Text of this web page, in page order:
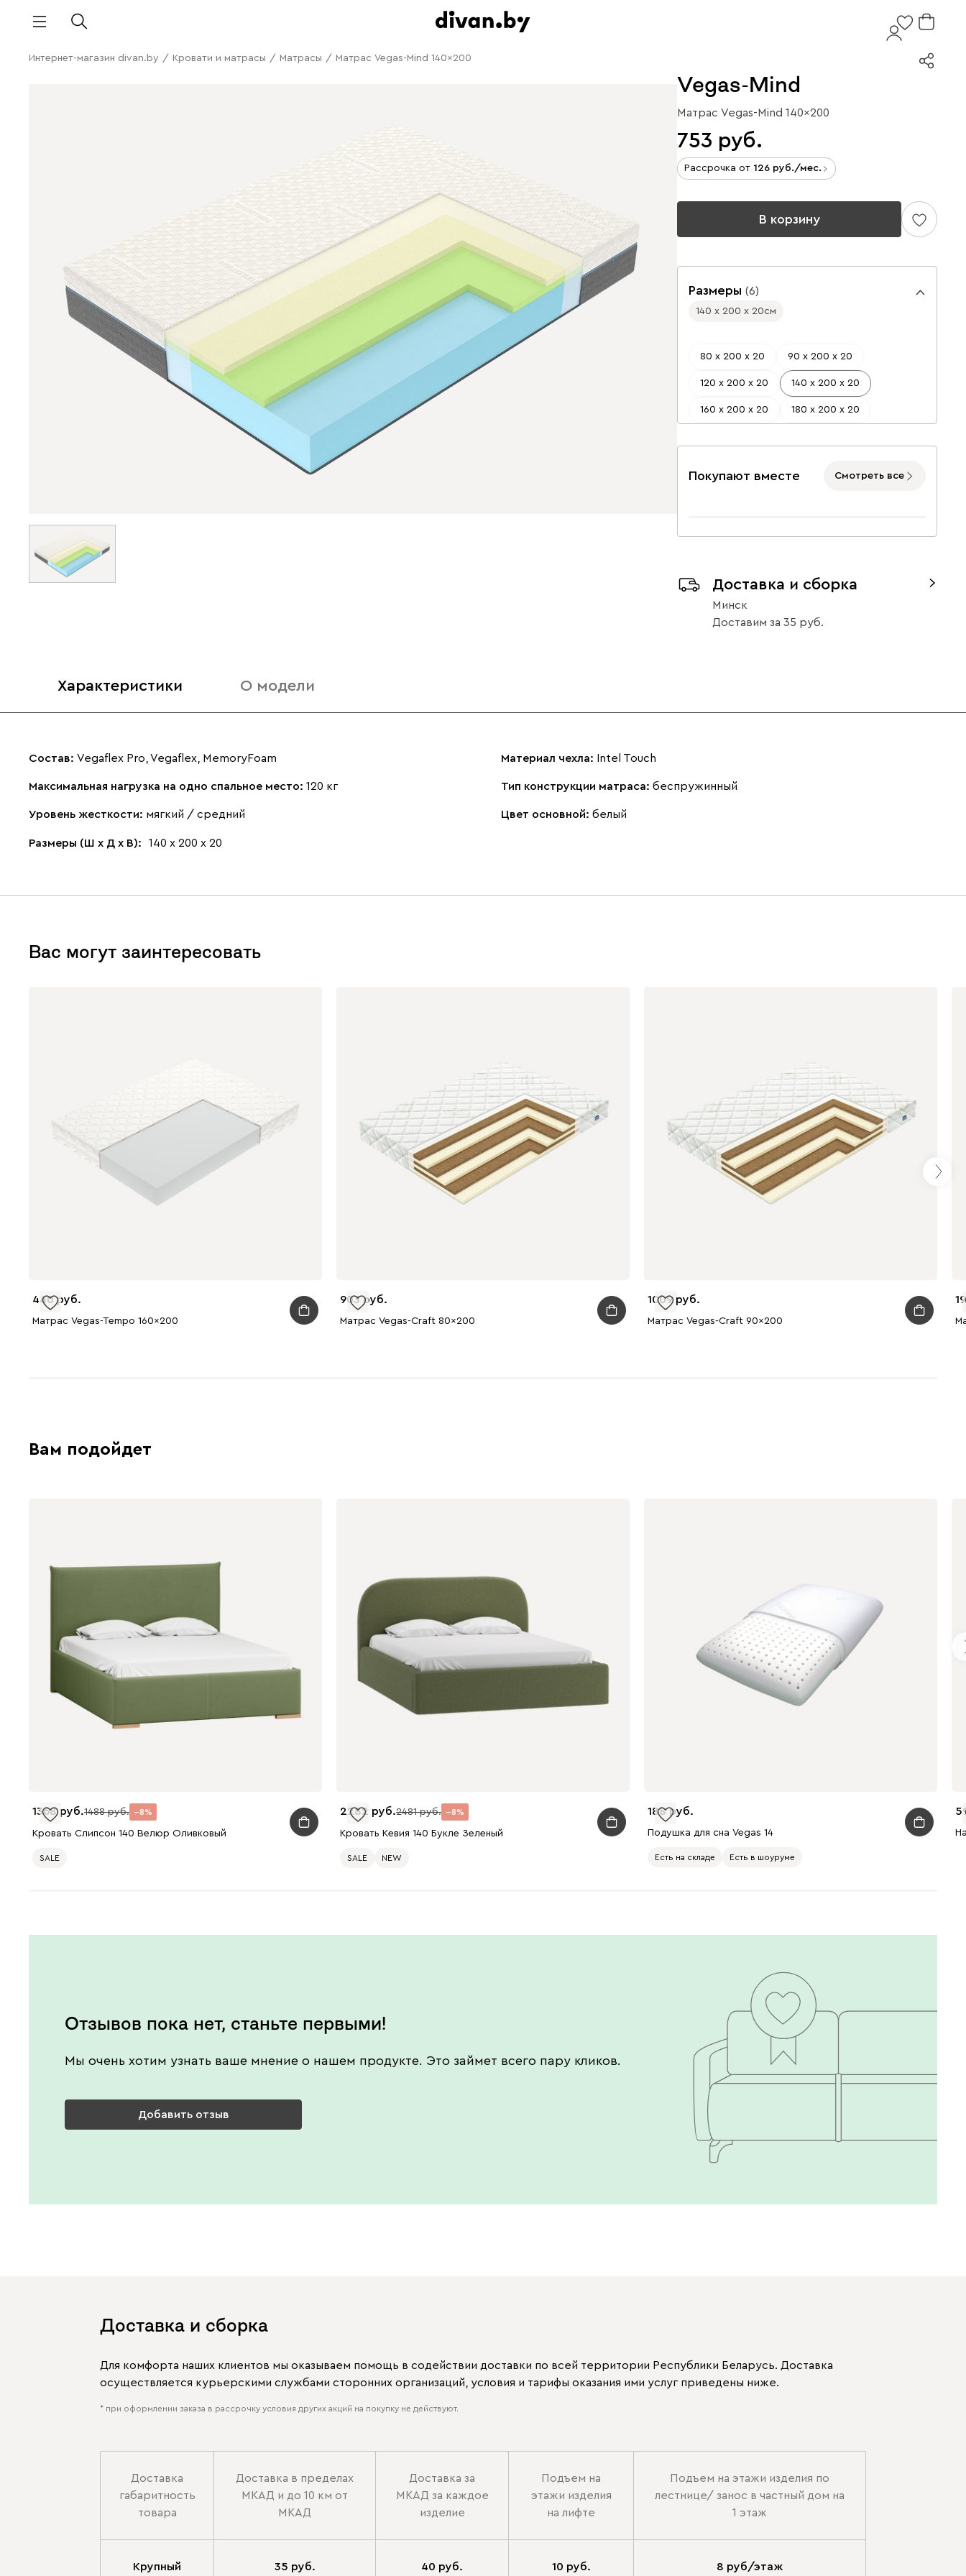
Интернет-магазин divan.by / Кровати и матрасы / Матрасы / Матрас Vegas-Mind 140x200
Vegas-Mind
Матрас Vegas-Mind 140x200
753
Рассрочка от 126 /мес.
В корзину
Размеры (6)
140 х 200 х 20см
80 х 200 х 20 90 х 200 х 20
120 х 200 х 20 140 х 200 х 20
160 х 200 х 20 180 х 200 х 20
Покупают вместе Смотреть все
Доставка и сборка
Минск
Доставим за 35
Характеристики О модели
Состав: Vegaflex Pro, Vegaflex, MemoryFoam
Максимальная нагрузка на одно спальное место: 120 кг
Уровень жесткости: мягкий / средний
Размеры (Ш х Д х В): 140 х 200 х 20
Материал чехла: Intel Touch
Тип конструкции матраса: беспружинный
Цвет основной: белый
Вас могут заинтересовать
440
Матрас Vegas-Tempo 160x200
903
Матрас Vegas-Craft 80x200
1009
Матрас Vegas-Craft 90x200
Вам подойдет
1368 1488 8
Кровать Слипсон 140 Велюр Оливковый
SALE
2282 2481 8
Кровать Кевия 140 Букле Зеленый
SALE NEW
188
Подушка для сна Vegas 14
Есть на складе Есть в шоуруме
Отзывов пока нет, станьте первыми!
Мы очень хотим узнать ваше мнение о нашем продукте. Это займет всего пару кликов.
Добавить отзыв
Доставка и сборка
Для комфорта наших клиентов мы оказываем помощь в содействии доставки по всей территории Республики Беларусь. Доставка
осуществляется курьерскими службами сторонних организаций, условия и тарифы оказания ими услуг приведены ниже.
* при оформлении заказа в рассрочку условия других акций на покупку не действуют.
Доставка
габаритность
товара
Доставка в пределах
МКАД и до 10 км от
МКАД
Доставка за
МКАД за каждое
изделие
Подъем на
этажи изделия
на лифте
Подъем на этажи изделия по
лестнице/ занос в частный дом на
1 этаж
Крупный 35 руб. 40 руб. 10 руб. 8 руб/этаж